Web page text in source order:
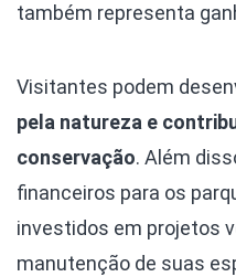
também representa
Visitantes podem
pela natureza e
conservação. Além
financeiros para os
investidos em projetos
manutenção de suas